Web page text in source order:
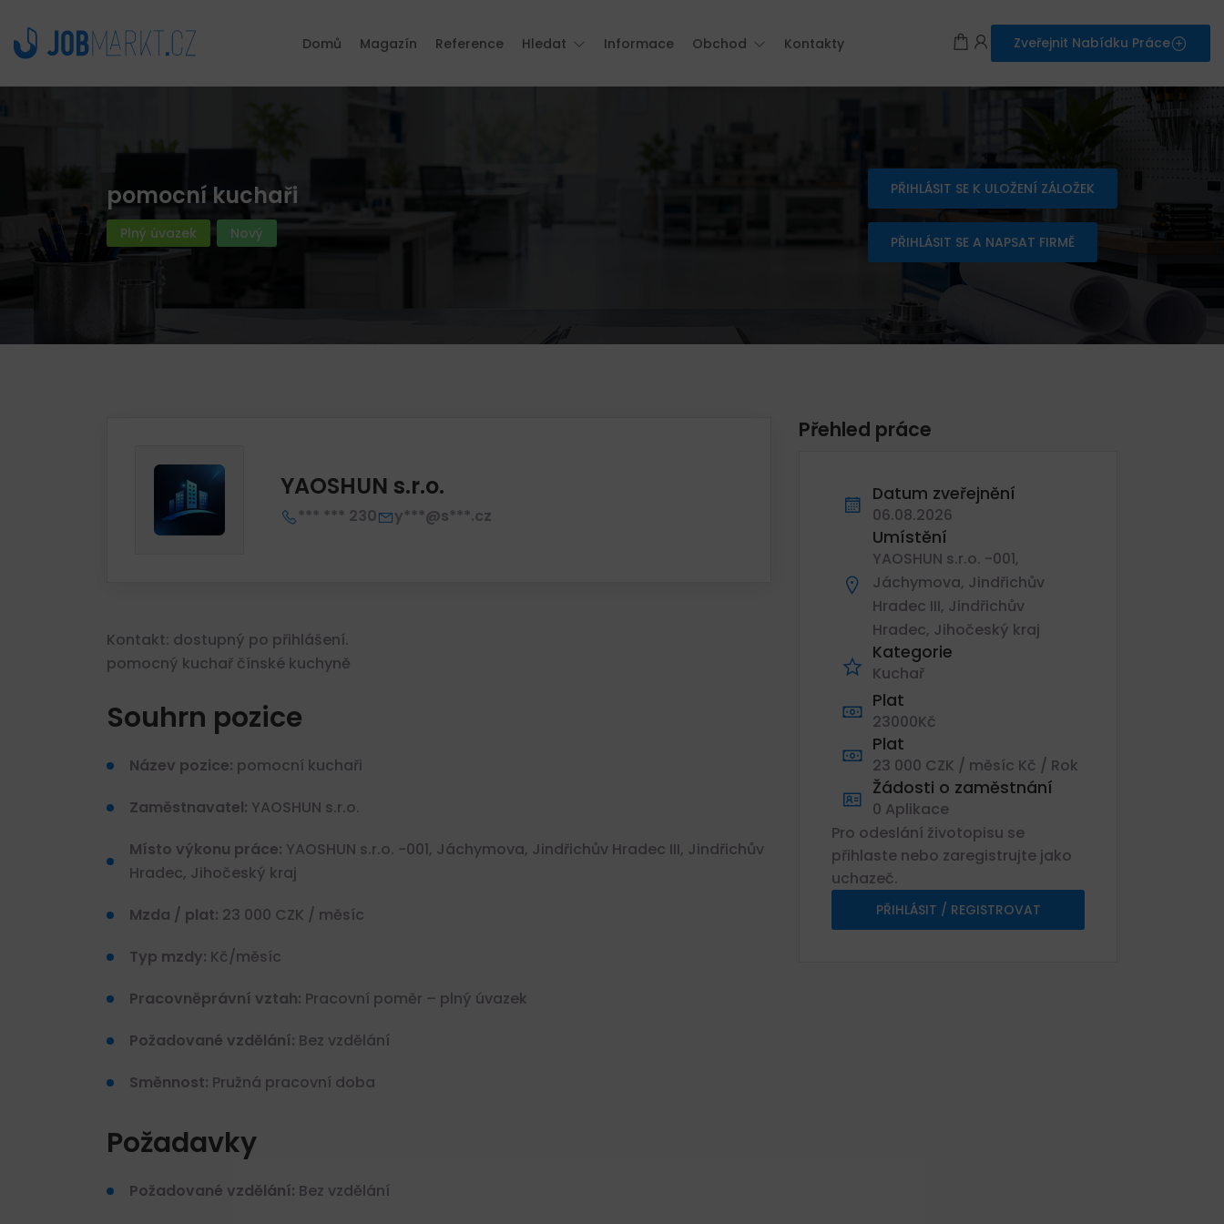
Domů Magazín Reference Hledat Informace Obchod Kontakty Zveřejnit Nabídku Práce
pomocní kuchaři
Plný úvazek Nový
PŘIHLÁSIT SE K ULOŽENÍ ZÁLOŽEK
PŘIHLÁSIT SE A NAPSAT FIRMĚ
YAOSHUN s.r.o.
*** *** 230 y***@s***.cz
Kontakt: dostupný po přihlášení.
pomocný kuchař čínské kuchyně
Souhrn pozice
Název pozice: pomocní kuchaři
Zaměstnavatel: YAOSHUN s.r.o.
Místo výkonu práce: YAOSHUN s.r.o. -001, Jáchymova, Jindřichův Hradec III, Jindřichův
Hradec, Jihočeský kraj
Mzda / plat: 23 000 CZK / měsíc
Typ mzdy: Kč/měsíc
Pracovněprávní vztah: Pracovní poměr – plný úvazek
Požadované vzdělání: Bez vzdělání
Směnnost: Pružná pracovní doba
Požadavky
Požadované vzdělání: Bez vzdělání
Přehled práce
Datum zveřejnění
06.08.2026
Umístění
YAOSHUN s.r.o. -001,
Jáchymova, Jindřichův
Hradec III, Jindřichův
Hradec, Jihočeský kraj
Kategorie
Kuchař
Plat
23000Kč
Plat
23 000 CZK / měsíc Kč / Rok
Žádosti o zaměstnání
0 Aplikace
Pro odeslání životopisu se
přihlaste nebo zaregistrujte jako
uchazeč.
PŘIHLÁSIT / REGISTROVAT